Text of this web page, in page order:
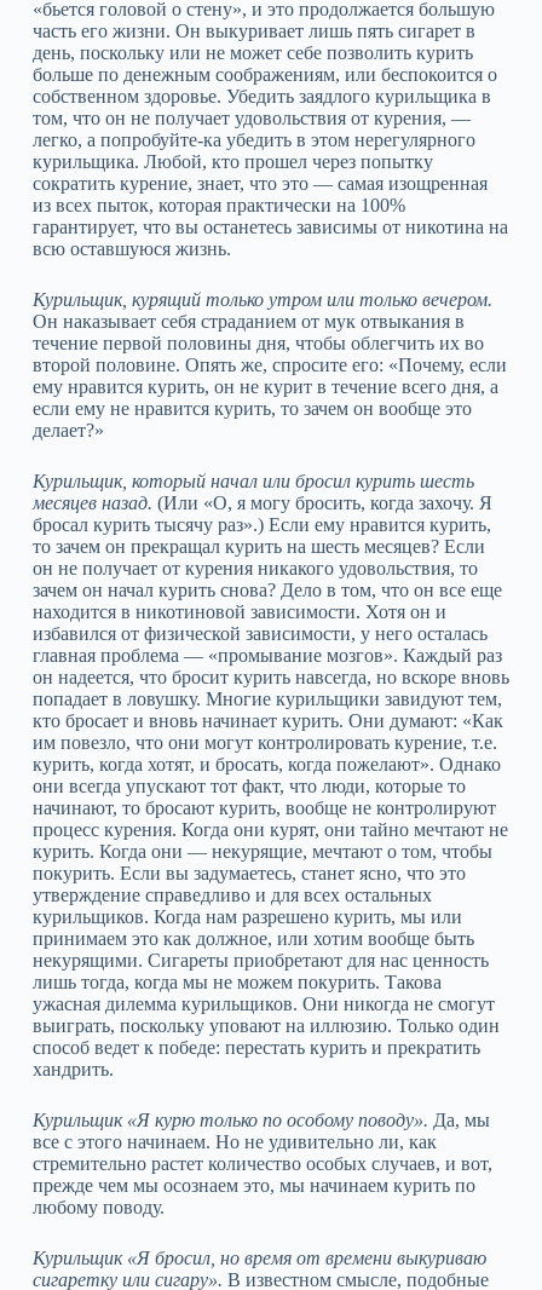
«бьется головой о стену», и это продолжается большую
часть его жизни. Он выкуривает лишь пять сигарет в
день, поскольку или не может себе позволить курить
больше по денежным соображениям, или беспокоится о
собственном здоровье. Убедить заядлого курильщика в
том, что он не получает удовольствия от курения, —
легко, а попробуйте‑ка убедить в этом нерегулярного
курильщика. Любой, кто прошел через попытку
сократить курение, знает, что это — самая изощренная
из всех пыток, которая практически на 100%
гарантирует, что вы останетесь зависимы от никотина на
всю оставшуюся жизнь.
Курильщик, курящий только утром или только вечером.
Он наказывает себя страданием от мук отвыкания в
течение первой половины дня, чтобы облегчить их во
второй половине. Опять же, спросите его: «Почему, если
ему нравится курить, он не курит в течение всего дня, а
если ему не нравится курить, то зачем он вообще это
делает?»
Курильщик, который начал или бросил курить шесть
месяцев назад. (Или «О, я могу бросить, когда захочу. Я
бросал курить тысячу раз».) Если ему нравится курить,
то зачем он прекращал курить на шесть месяцев? Если
он не получает от курения никакого удовольствия, то
зачем он начал курить снова? Дело в том, что он все еще
находится в никотиновой зависимости. Хотя он и
избавился от физической зависимости, у него осталась
главная проблема — «промывание мозгов». Каждый раз
он надеется, что бросит курить навсегда, но вскоре вновь
попадает в ловушку. Многие курильщики завидуют тем,
кто бросает и вновь начинает курить. Они думают: «Как
им повезло, что они могут контролировать курение, т.е.
курить, когда хотят, и бросать, когда пожелают». Однако
они всегда упускают тот факт, что люди, которые то
начинают, то бросают курить, вообще не контролируют
процесс курения. Когда они курят, они тайно мечтают не
курить. Когда они — некурящие, мечтают о том, чтобы
покурить. Если вы задумаетесь, станет ясно, что это
утверждение справедливо и для всех остальных
курильщиков. Когда нам разрешено курить, мы или
принимаем это как должное, или хотим вообще быть
некурящими. Сигареты приобретают для нас ценность
лишь тогда, когда мы не можем покурить. Такова
ужасная дилемма курильщиков. Они никогда не смогут
выиграть, поскольку уповают на иллюзию. Только один
способ ведет к победе: перестать курить и прекратить
хандрить.
Курильщик «Я курю только по особому поводу». Да, мы
все с этого начинаем. Но не удивительно ли, как
стремительно растет количество особых случаев, и вот,
прежде чем мы осознаем это, мы начинаем курить по
любому поводу.
Курильщик «Я бросил, но время от времени выкуриваю
сигаретку или сигару». В известном смысле, подобные